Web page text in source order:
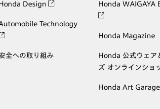
Honda Design
Technology
全への取り組み
Honda WAIGAYA
Honda Magazine
Honda 公式ウェア
ズ オンラインショ
Honda Art Garage